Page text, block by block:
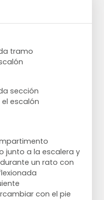
tramo
sección
escalón
junto a la escalera y
un rato con
con el pie